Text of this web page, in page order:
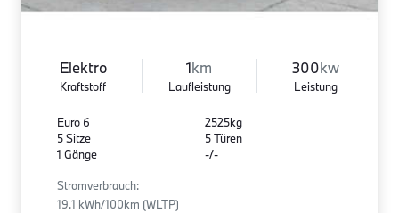
Elektro
Kraftstoff
1km
Laufleistung
300kw
Leistung
Euro 6
5 Sitze
1 Gänge
2525kg
5 Türen
-/-
Stromverbrauch:
19.1 kWh/100km (WLTP)